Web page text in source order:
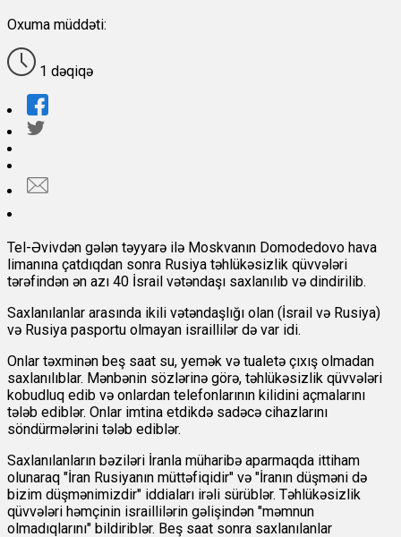
Oxuma müddəti:
1 dəqiqə
Tel-Əvivdən gələn təyyarə ilə Moskvanın Domodedovo hava
limanına çatdıqdan sonra Rusiya təhlükəsizlik qüvvələri
tərəfindən ən azı 40 İsrail vətəndaşı saxlanılıb və dindirilib.
Saxlanılanlar arasında ikili vətəndaşlığı olan (İsrail və Rusiya)
və Rusiya pasportu olmayan israillilər də var idi.
Onlar təxminən beş saat su, yemək və tualetə çıxış olmadan
saxlanılıblar. Mənbənin sözlərinə görə, təhlükəsizlik qüvvələri
kobudluq edib və onlardan telefonlarının kilidini açmalarını
tələb ediblər. Onlar imtina etdikdə sadəcə cihazlarını
söndürmələrini tələb ediblər.
Saxlanılanların bəziləri İranla müharibə aparmaqda ittiham
olunaraq "İran Rusiyanın müttəfiqidir" və "İranın düşməni də
bizim düşmənimizdir" iddiaları irəli sürüblər. Təhlükəsizlik
qüvvələri həmçinin israillilərin gəlişindən "məmnun
olmadıqlarını" bildiriblər. Beş saat sonra saxlanılanlar